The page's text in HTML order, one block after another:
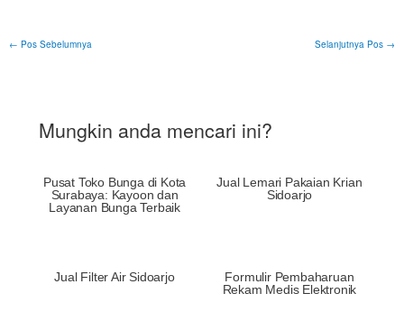
← Pos Sebelumnya Selanjutnya Pos →
Mungkin anda mencari ini?
Pusat Toko Bunga di Kota
Surabaya: Kayoon dan
Layanan Bunga Terbaik
Jual Lemari Pakaian Krian
Sidoarjo
Jual Filter Air Sidoarjo
Formulir Pembaharuan
Rekam Medis Elektronik